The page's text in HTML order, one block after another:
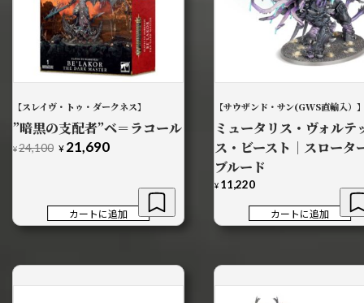
【スレイヴ・トゥ・ダークネス】
”暗黒の支配者”ベ＝ラコール
¥24,100 元
¥24,100
¥ 21,690現
格
は
カートに追加
【サウザンド・サン(GWS直輸入）
ミュータリス・ヴォルテ
ス・ビースト｜スロータ
ブルード
¥ 11,220
カートに追加